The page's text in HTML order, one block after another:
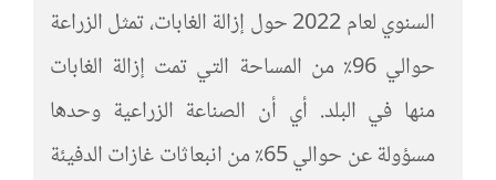
السنوي لعام 2022 حول إزالة الغابات، تمثل الزراعة
حوالي 96٪ من المساحة التي تمت إزالة الغابات
منها في البلد. أي أن الصناعة الزراعية وحدها
مسؤولة عن حوالي 65٪ من انبعاثات غازات الدفيئة